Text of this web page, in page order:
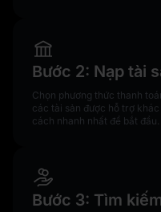
Bước 2: Nạp tài
Chọn phương thức thanh
các tài sản được hỗ trợ
cách nhanh nhất để bắt đầu.
Bước 3: Tìm